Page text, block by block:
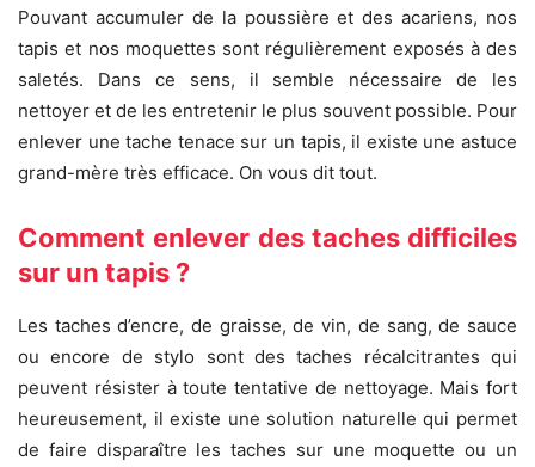
Pouvant accumuler de la poussière et des acariens, nos
tapis et nos moquettes sont régulièrement exposés à des
saletés. Dans ce sens, il semble nécessaire de les
nettoyer et de les entretenir le plus souvent possible. Pour
enlever une tache tenace sur un tapis, il existe une astuce
grand-mère très efficace. On vous dit tout.
Comment enlever des taches difficiles
sur un tapis ?
Les taches d’encre, de graisse, de vin, de sang, de sauce
ou encore de stylo sont des taches récalcitrantes qui
peuvent résister à toute tentative de nettoyage. Mais fort
heureusement, il existe une solution naturelle qui permet
de faire disparaître les taches sur une moquette ou un